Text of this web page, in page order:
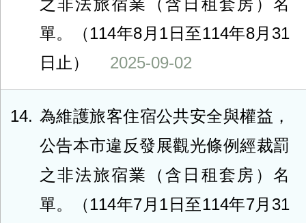
之非法旅宿業（含日租套房）名
單。（114年8月1日至114年8月31
日止）
2025-09-02
14
為維護旅客住宿公共安全與權益，
公告本市違反發展觀光條例經裁罰
之非法旅宿業（含日租套房）名
單。（114年7月1日至114年7月31